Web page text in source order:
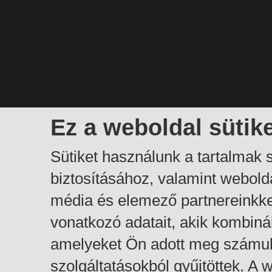
Ez a weboldal
Sütiket használunk a tartalmak
biztosításához, valamint
média és elemező
vonatkozó adatait, akik
amelyeket Ön adott meg
szolgáltatásokból gyűjtöttek. A